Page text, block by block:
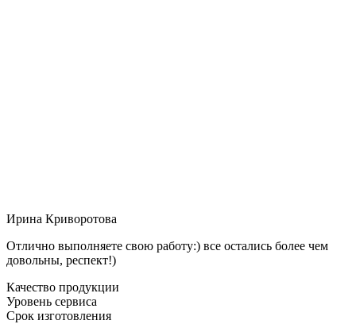
Ирина Криворотова
Отлично выполняете свою работу:) все остались более чем
довольны, респект!)
Качество продукции
Уровень сервиса
Срок изготовления